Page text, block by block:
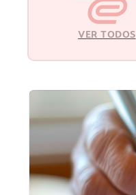
VER TODOS